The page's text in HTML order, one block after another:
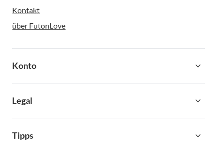
Kontakt
über FutonLove
Konto
Legal
Tipps